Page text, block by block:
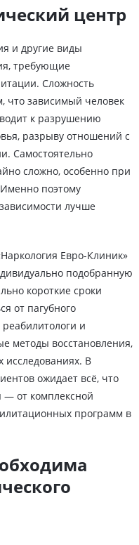
центр
и другие виды
требующие
Сложность
что зависимый человек
к разрушению
разрыву отношений с
Самостоятельно
сложно, особенно при
поэтому
лучше
Евро-Клиник»
подобранную
короткие сроки
от пагубного
и
методы восстановления,
исследованиях. В
ожидает всё, что
— от комплексной
программ в